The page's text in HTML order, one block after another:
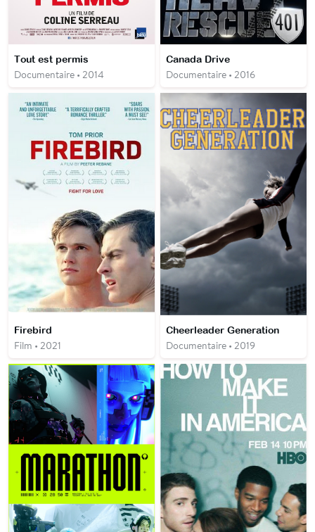
Tout est permis
Documentaire • 2014
Canada Drive
Documentaire • 2016
Firebird
Film • 2021
Cheerleader Generation
Documentaire • 2019